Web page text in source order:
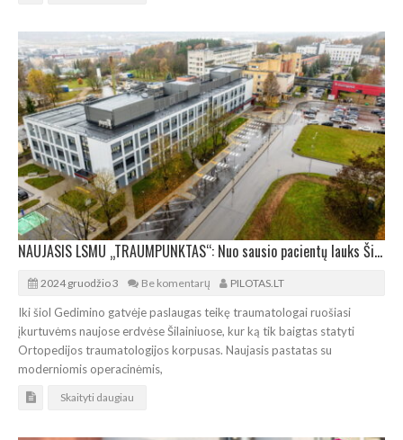
NAUJASIS LSMU „TRAUMPUNKTAS“: Nuo sausio pacientų lauks Šilainiuose
2024 gruodžio 3 Be komentarų PILOTAS.LT
Iki šiol Gedimino gatvėje paslaugas teikę traumatologai ruošiasi
įkurtuvėms naujose erdvėse Šilainiuose, kur ką tik baigtas statyti
Ortopedijos traumatologijos korpusas. Naujasis pastatas su
moderniomis operacinėmis,
Skaityti daugiau